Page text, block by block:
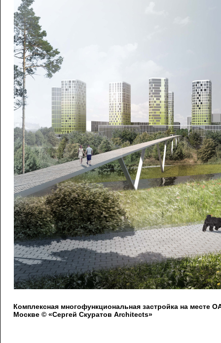
Комплексная многофункциональная застройка на месте
Москве © «Сергей Скуратов Architects»